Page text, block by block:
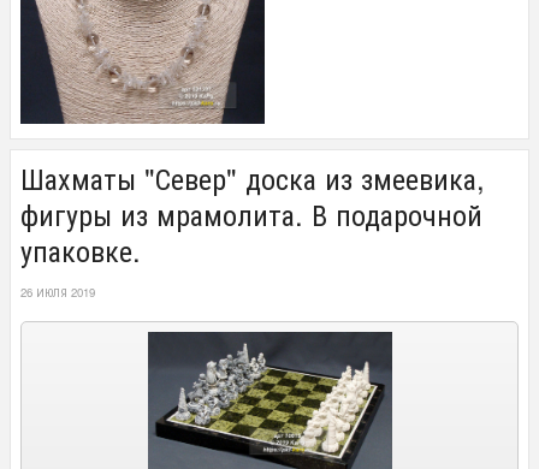
Шахматы "Север" доска из змеевика,
фигуры из мрамолита. В подарочной
упаковке.
26 ИЮЛЯ 2019